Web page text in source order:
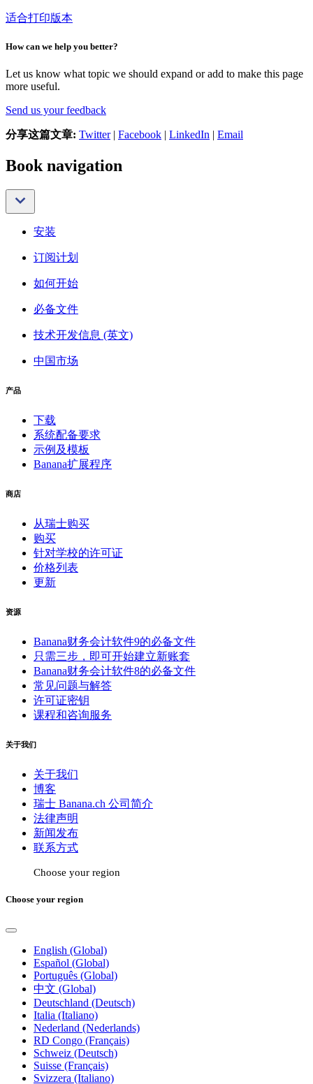
适合打印版本
How can we help you better?
Let us know what topic we should expand or add to make this page
more useful.
Send us your feedback
分享这篇文章: Twitter| Facebook | LinkedIn | Email
Book navigation
安装
订阅计划
如何开始
必备文件
技术开发信息 (英文)
中国市场
产品
下载
系统配备要求
示例及模板
Banana扩展程序
商店
从瑞士购买
购买
针对学校的许可证
价格列表
更新
资源
Banana财务会计软件9的必备文件
只需三步，即可开始建立新账套
Banana财务会计软件8的必备文件
常见问题与解答
许可证密钥
课程和咨询服务
关于我们
关于我们
博客
瑞士 Banana.ch 公司简介
法律声明
新闻发布
联系方式
Choose your region
Choose your region
English (Global)
Español (Global)
Português (Global)
中文 (Global)
Deutschland (Deutsch)
Italia (Italiano)
Nederland (Nederlands)
RD Congo (Français)
Schweiz (Deutsch)
Suisse (Français)
Svizzera (Italiano)